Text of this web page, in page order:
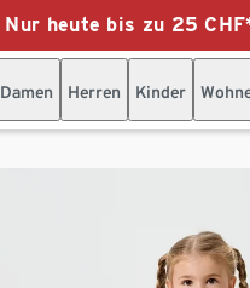
Nur heute bis zu 25
Damen Herren Kinder